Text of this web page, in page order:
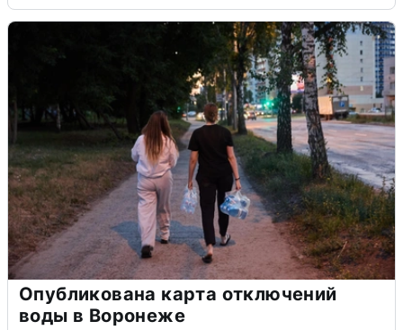
Опубликована карта отключений
воды в Воронеже